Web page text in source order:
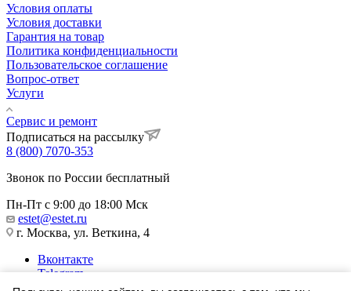
Условия оплаты
Условия доставки
Гарантия на товар
Политика конфиденциальности
Пользовательское соглашение
Вопрос-ответ
Услуги
Сервис и ремонт
Подписаться на рассылку
8 (800) 7070-353
Звонок по России бесплатный
Пн-Пт с 9:00 до 18:00 Мск
estet@estet.ru
г. Москва, ул. Веткина, 4
Вконтакте
Telegram
Одноклассники